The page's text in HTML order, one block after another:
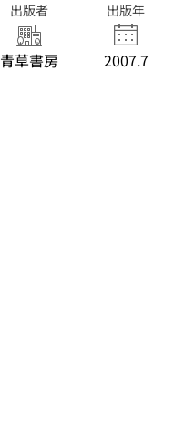
出版者
青草書房
出版年
2007.7